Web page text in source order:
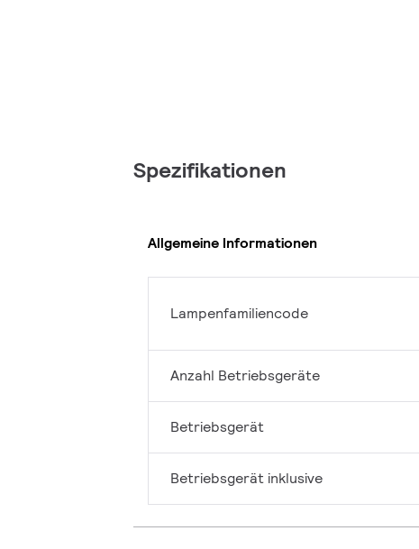
Spezifikationen
Allgemeine Informationen
Lampenfamiliencode
Anzahl Betriebsgeräte
Betriebsgerät
Betriebsgerät inklusive